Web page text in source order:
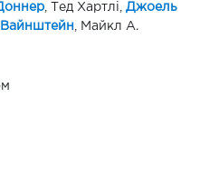
, Тед Хартлі, Джоель
, Майкл А.